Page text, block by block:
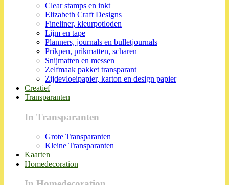
Clear stamps en inkt
Elizabeth Craft Designs
Fineliner, kleurpotloden
Lijm en tape
Planners, journals en bulletjournals
Prikpen, prikmatten, scharen
Snijmatten en messen
Zelfmaak pakket transparant
Zijdevloeipapier, karton en design papier
Creatief
Transparanten
In Transparanten
Grote Transparanten
Kleine Transparanten
Kaarten
Homedecoration